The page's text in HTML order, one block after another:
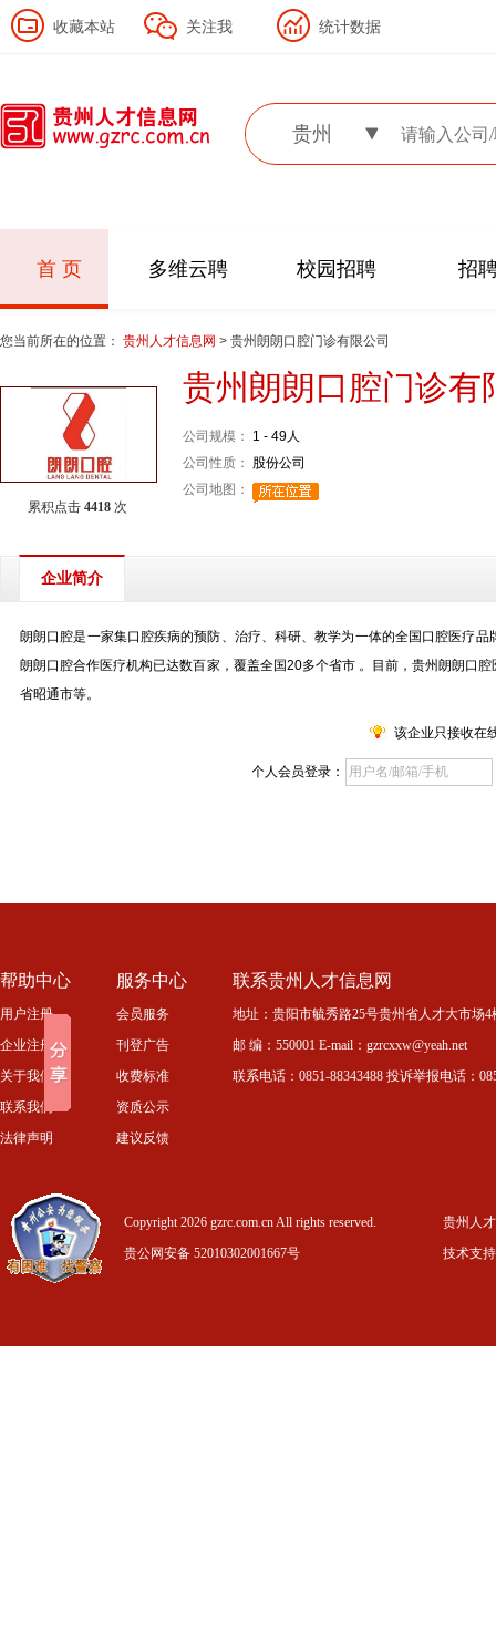
收藏本站 关注我 统计数据
贵州
首 页 多维云聘 校园招聘 招
您当前所在的位置： 贵州人才信息网 > 贵州朗朗口腔门诊有限公司
累积点击 4418 次
贵州朗朗口腔门诊有
公司规模：
1 - 49人
公司性质：
股份公司
公司地图：
企业简介
朗朗口腔是一家集口腔疾病的预防、治疗、科研、教学为一体的全国口腔医疗
朗朗口腔合作医疗机构已达数百家，覆盖全国20多个省市 。目前，贵州朗朗口
省昭通市等。
该企业只接收在
个人会员登录：
帮助中心
用户注册
企业注册
关于我们
联系我们
法律声明
服务中心
会员服务
刊登广告
收费标准
资质公示
建议反馈
联系贵州人才信息网
地址：贵阳市毓秀路25号贵州省人才大市场
邮 编：550001 E-mail：gzrcxxw@yeah.net
联系电话：0851-88343488 投诉举报电话：
Copyright 2026 gzrc.com.cn All rights reserved.
贵公网安备 52010302001667号
贵州人
技术支